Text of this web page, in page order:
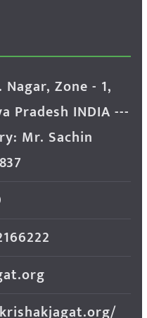
Zone - 1,
Pradesh INDIA ---
Mr. Sachin